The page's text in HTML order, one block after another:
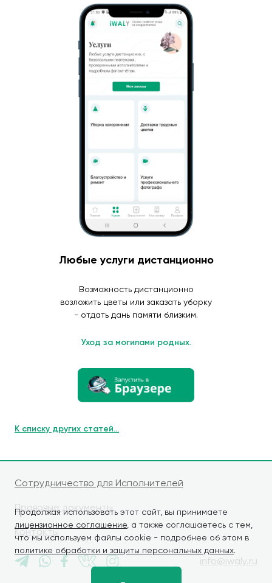
Продолжая использовать этот сайт, вы принимаете
лицензионное соглашение , а также соглашаетесь с тем,
что мы используем файлы cookie - подробнее об этом в
политике обработки и защиты персональных данных.
Любые услуги дистанционно
Возможность дистанционно
возложить цветы или заказать уборку
- отдать дань памяти близким.
Уход за могилами родных.
К списку других статей...
Сотрудничество для Исполнителей
Правовые документы
Контакты
info@iwaly.ru